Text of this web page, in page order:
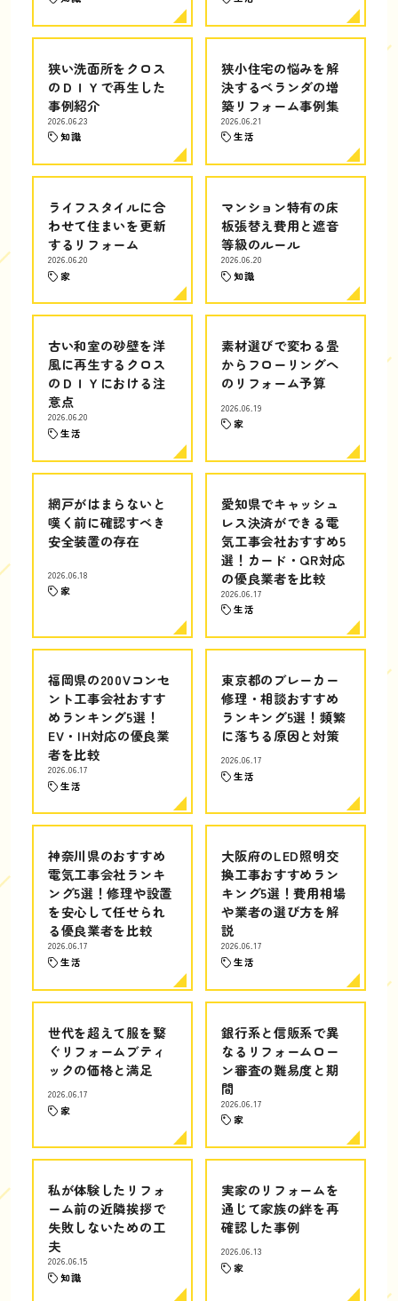
狭い洗面所をクロス
のＤＩＹで再生した
事例紹介
2026.06.23
知識
狭小住宅の悩みを解
決するベランダの増
築リフォーム事例集
2026.06.21
生活
ライフスタイルに合
わせて住まいを更新
するリフォーム
2026.06.20
家
マンション特有の床
板張替え費用と遮音
等級のルール
2026.06.20
知識
古い和室の砂壁を洋
風に再生するクロス
のＤＩＹにおける注
意点
2026.06.20
生活
素材選びで変わる畳
からフローリングへ
のリフォーム予算
2026.06.19
家
網戸がはまらないと
嘆く前に確認すべき
安全装置の存在
2026.06.18
家
愛知県でキャッシュ
レス決済ができる電
気工事会社おすすめ5
選！カード・QR対応
の優良業者を比較
2026.06.17
生活
福岡県の200Vコンセ
ント工事会社おすす
めランキング5選！
EV・IH対応の優良業
者を比較
2026.06.17
生活
東京都のブレーカー
修理・相談おすすめ
ランキング5選！頻繁
に落ちる原因と対策
2026.06.17
生活
神奈川県のおすすめ
電気工事会社ランキ
ング5選！修理や設置
を安心して任せられ
る優良業者を比較
2026.06.17
生活
大阪府のLED照明交
換工事おすすめラン
キング5選！費用相場
や業者の選び方を解
説
2026.06.17
生活
世代を超えて服を繋
ぐリフォームブティ
ックの価格と満足
2026.06.17
家
銀行系と信販系で異
なるリフォームロー
ン審査の難易度と期
間
2026.06.17
家
私が体験したリフォ
ーム前の近隣挨拶で
失敗しないための工
夫
2026.06.15
知識
実家のリフォームを
通じて家族の絆を再
確認した事例
2026.06.13
家